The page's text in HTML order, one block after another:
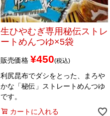
生ひやむぎ専用秘伝ストレ
ートめんつゆ×5袋
販売価格 ¥450 税込
利尻昆布でダシをとった、まろや
かな「秘伝」ストレートめんつゆ
です。
カートに入れる